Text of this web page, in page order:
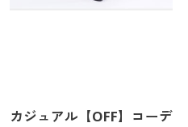
カジュアル【OFF】コーデ